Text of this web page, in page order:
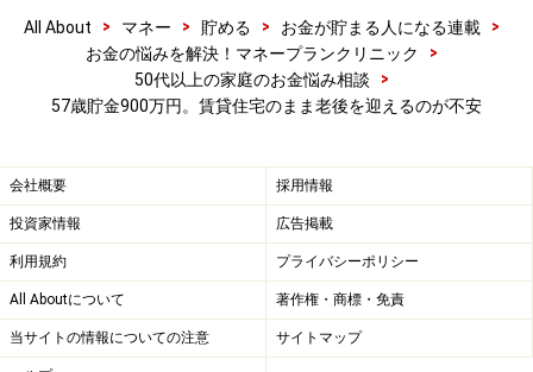
All About > マネー > 貯める > お金が貯まる人になる連載
>
お金の悩みを解決！マネープランクリニック
>
50代以上の家庭のお金悩み相談
>
57歳貯金900万円。賃貸住宅のまま老後を迎えるのが不安
会社概要 採用情報
投資家情報 広告掲載
利用規約 プライバシーポリシー
All Aboutについて 著作権・商標・免責
当サイトの情報についての注意 サイトマップ